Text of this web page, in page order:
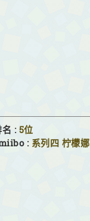
名 :5位
: 系列四 柠檬娜